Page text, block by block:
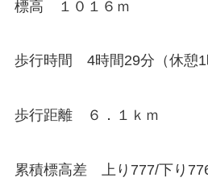
標高 １０１６ｍ
歩行時間 4時間29分（休憩1
歩行距離 ６．１ｋｍ
累積標高差 上り777/下り